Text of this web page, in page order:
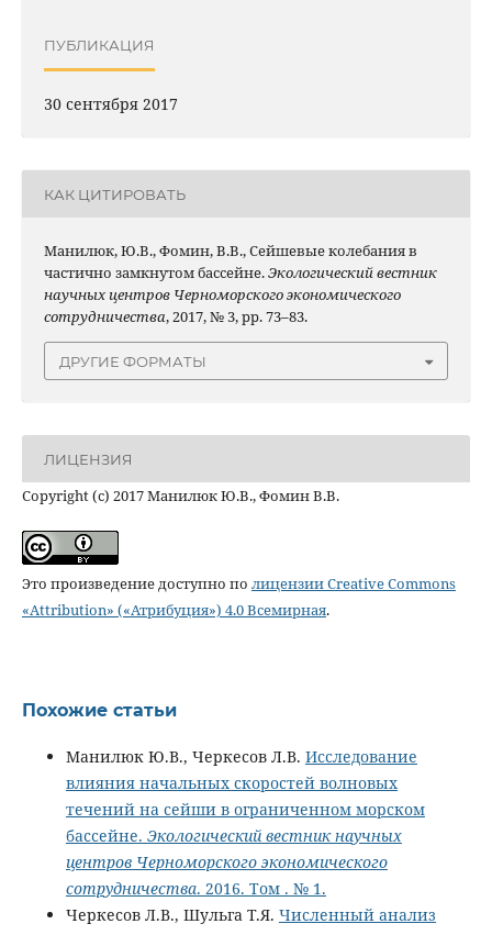
ПУБЛИКАЦИЯ
30 сентября 2017
КАК ЦИТИРОВАТЬ
Манилюк, Ю.В., Фомин, В.В., Сейшевые колебания в
частично замкнутом бассейне.Экологический вестник
научных центров Черноморского экономического
сотрудничества, 2017, № 3, pp. 73–83.
ДРУГИЕ ФОРМАТЫ
ЛИЦЕНЗИЯ
Copyright (c) 2017 Манилюк Ю.В., Фомин В.В.
Это произведение доступно по лицензии Creative Commons
«Attribution» («Атрибуция») 4.0 Всемирная.
Похожие статьи
Манилюк Ю.В., Черкесов Л.В. Исследование
влияния начальных скоростей волновых
течений на сейши в ограниченном морском
бассейне. Экологический вестник научных
центров Черноморского экономического
сотрудничества. 2016. Том . № 1.
Черкесов Л.В., Шульга Т.Я. Численный анализ